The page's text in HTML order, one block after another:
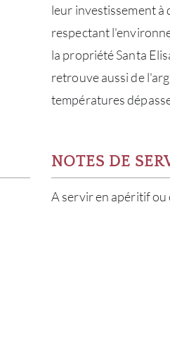
leur investissement
respectant
la propriété Santa
retrouve aussi de
températures
NOTES DE
A servir en apéritif ou